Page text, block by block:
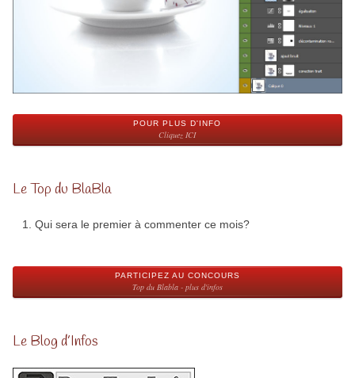
POUR PLUS D'INFO
Cliquez ICI
Le Top du BlaBla
Qui sera le premier à commenter ce mois?
PARTICIPEZ AU CONCOURS
Top du Blabla - plus d'infos
Le Blog d’Infos